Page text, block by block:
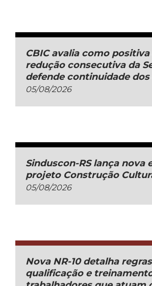
CBIC avalia como
redução consecutiva da
defende continuidade
05/08/2026
Sinduscon-RS lança nova
projeto Construção
05/08/2026
Nova NR-10 detalha
qualificação e